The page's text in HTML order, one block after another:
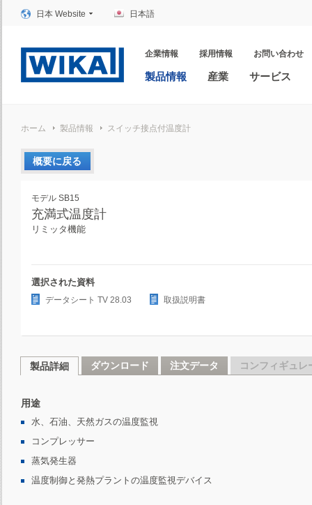
日本 Website 日本語
企業情報 採用情報 お問い合わせ
製品情報 産業 サービス
ホーム 製品情報 スイッチ接点付温度計
概要に戻る
モデル SB15
充満式温度計
リミッタ機能
選択された資料
データシート TV 28.03 取扱説明書
製品詳細 ダウンロード 注文データ コンフィギュレ
用途
水、石油、天然ガスの温度監視
コンプレッサー
蒸気発生器
温度制御と発熱プラントの温度監視デバイス